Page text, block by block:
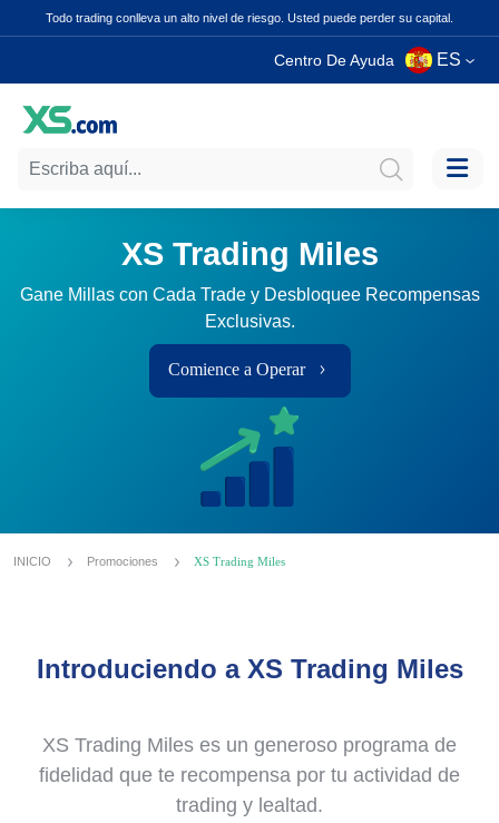
Todo trading conlleva un alto nivel de riesgo. Usted puede perder su capital.
Centro De Ayuda ES
XS Trading Miles
Gane Millas con Cada Trade y Desbloquee Recompensas
Exclusivas.
Comience a Operar
INICIO Promociones XS Trading Miles
Introduciendo a XS Trading Miles
XS Trading Miles es un generoso programa de
fidelidad que te recompensa por tu actividad de
trading y lealtad.